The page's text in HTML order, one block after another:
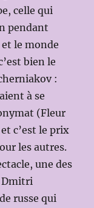
celle qui
pendant
le monde
bien le
:
à se
(Fleur
c’est le prix
les autres.
une des
Dmitri
russe qui